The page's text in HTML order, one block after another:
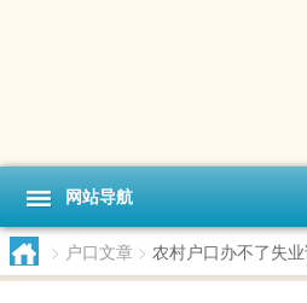
网站导航
> 户口文章 > 农村户口办不了失